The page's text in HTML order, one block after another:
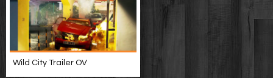
Wild City Trailer OV